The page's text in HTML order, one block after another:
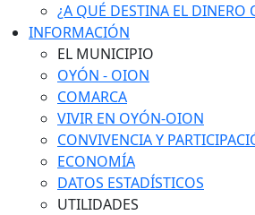
¿A QUÉ DESTINA EL DINERO
INFORMACIÓN
EL MUNICIPIO
OYÓN - OION
COMARCA
VIVIR EN OYÓN-OION
CONVIVENCIA Y
ECONOMÍA
DATOS ESTADÍSTICOS
UTILIDADES